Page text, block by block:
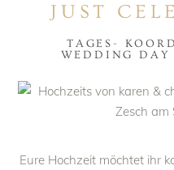
JUST
TAGES-
WEDDING DAY
Eure Hochzeit möchtet ihr